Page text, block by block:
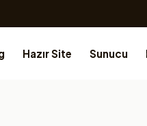
Hazır Site Sunucu